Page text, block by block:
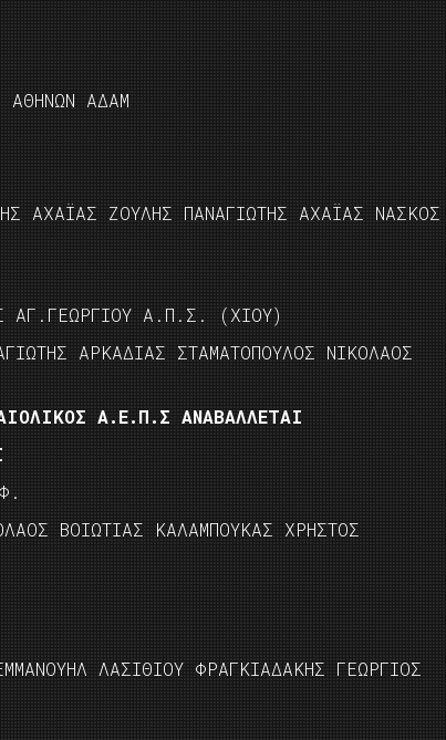
ΑΘΗΝΩΝ ΑΔΑΜ
ΑΧΑΪΑΣ ΖΟΥΛΗΣ ΠΑΝΑΓΙΩΤΗΣ ΑΧΑΪΑΣ ΝΑΣΚΟΣ
ΑΓ.ΓΕΩΡΓΙΟΥ Α.Π.Σ. (ΧΙΟΥ)
ΑΡΚΑΔΙΑΣ ΣΤΑΜΑΤΟΠΟΥΛΟΣ ΝΙΚΟΛΑΟΣ
Α.Ε.Π.Σ ΑΝΑΒΑΛΛΕΤΑΙ
ΒΟΙΩΤΙΑΣ ΚΑΛΑΜΠΟΥΚΑΣ ΧΡΗΣΤΟΣ
ΛΑΣΙΘΙΟΥ ΦΡΑΓΚΙΑΔΑΚΗΣ ΓΕΩΡΓΙΟΣ